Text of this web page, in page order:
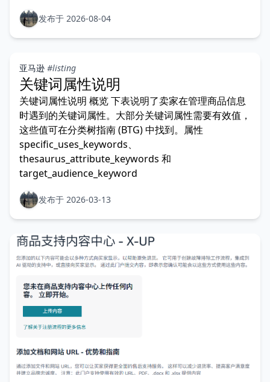
用）。
发布于 2026-08-04
亚马逊 #listing
关键词属性说明
关键词属性说明 概览 下表说明了卖家在管理商品信息
时遇到的关键词属性。大部分关键词属性需要有效值，
这些值可在分类树指南 (BTG) 中找到。属性
specific_uses_keywords、
thesaurus_attribute_keywords 和
target_audience_keyword
发布于 2026-03-13